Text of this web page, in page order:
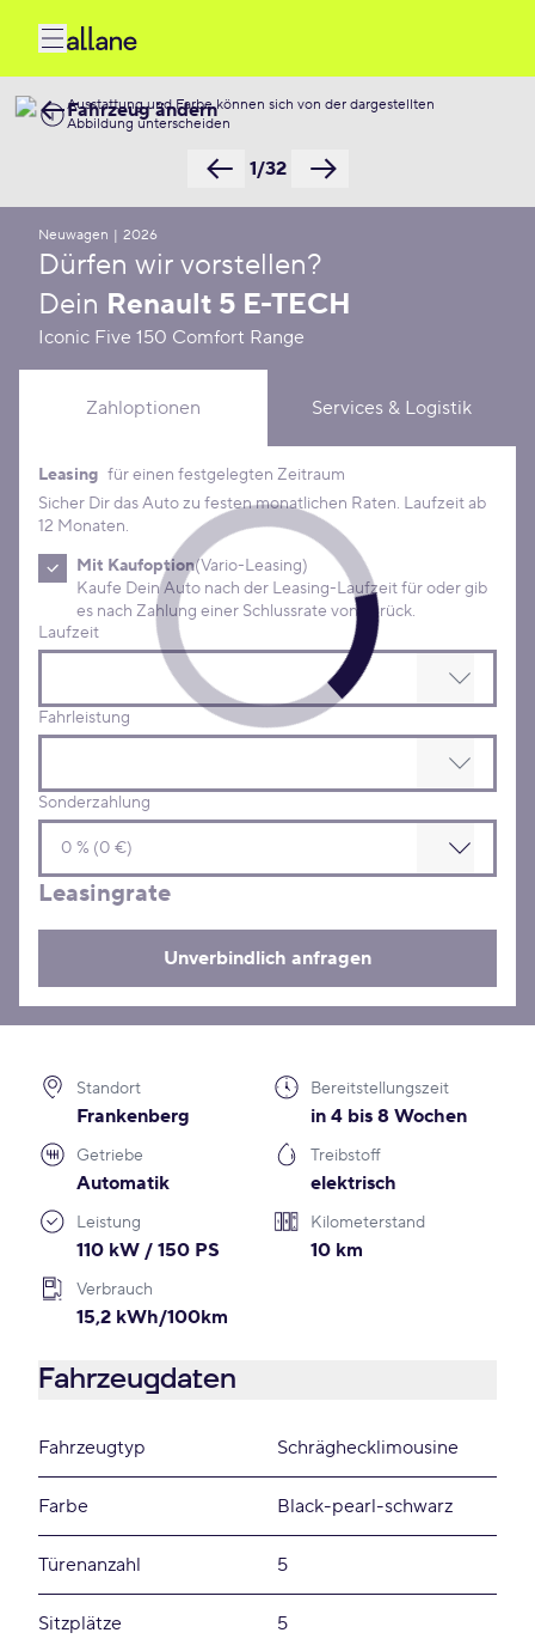
Ausstattung und Farbe können sich von der dargestellten
Abbildung unterscheiden
1/32
Fahrzeug ändern
Neuwagen | 2026
Dürfen wir vorstellen?
Dein Renault 5 E-TECH
Iconic Five 150 Comfort Range
Zahloptionen Services & Logistik
Leasing Konditionen
Leasing für einen festgelegten Zeitraum
Sicher Dir das Auto zu festen monatlichen Raten. Laufzeit ab
12 Monaten.
Mit Kaufoption(Vario-Leasing)
Kaufe Dein Auto nach der Leasing-Laufzeit für oder gib
es nach Zahlung einer Schlussrate von zurück.
Laufzeit
Fahrleistung
Sonderzahlung
Leasingrate
Unverbindlich anfragen
Standort
Frankenberg
Bereitstellungszeit
in 4 bis 8 Wochen
Getriebe
Automatik
Treibstoff
elektrisch
Leistung
110 kW / 150 PS
Kilometerstand
10 km
Verbrauch
15,2 kWh/100km
Fahrzeugdaten
Fahrzeugtyp Schräghecklimousine
Farbe Black-pearl-schwarz
Türenanzahl 5
Sitzplätze 5